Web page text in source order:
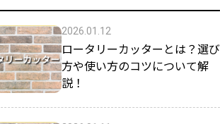
2026.01.12
ロータリーカッターとは？選び
方や使い方のコツについて解
説！